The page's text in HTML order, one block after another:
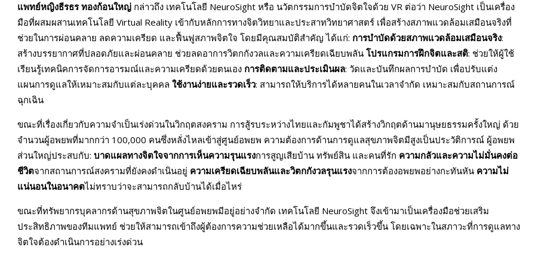
แพทย์หญิงธีรธร ทองก้อนใหญ่ กล่าวถึง เทคโนโลยี NeuroSight หรือ นวัตกรรมการบำบัดจิตใจด้วย VR ต่อว่า NeuroSight เป็นเครื่อง
มือที่ผสมผสานเทคโนโลยี Virtual Reality เข้ากับหลักการทางจิตวิทยาและประสาทวิทยาศาสตร์ เพื่อสร้างสภาพแวดล้อมเสมือนจริงที่
ช่วยในการผ่อนคลาย ลดความเครียด และฟื้นฟูสภาพจิตใจ โดยมีคุณสมบัติสำคัญ ได้แก่: การบำบัดด้วยสภาพแวดล้อมเสมือนจริง:
สร้างบรรยากาศที่ปลอดภัยและผ่อนคลาย ช่วยลดอาการวิตกกังวลและความเครียดเฉียบพลัน โปรแกรมการฝึกจิตและสติ: ช่วยให้ผู้ใช้
เรียนรู้เทคนิคการจัดการอารมณ์และความเครียดด้วยตนเอง การติดตามและประเมินผล: วัดและบันทึกผลการบำบัด เพื่อปรับแต่ง
แผนการดูแลให้เหมาะสมกับแต่ละบุคคล ใช้งานง่ายและรวดเร็ว: สามารถให้บริการได้หลายคนในเวลาจำกัด เหมาะสมกับสถานการณ์
ฉุกเฉิน
ขณะที่เรื่องเกี่ยวกับความจำเป็นเร่งด่วนในวิกฤตสงคราม การสู้รบระหว่างไทยและกัมพูชาได้สร้างวิกฤตด้านมานุษยธรรมครั้งใหญ่ ด้วย
จำนวนผู้อพยพที่มากกว่า 100,000 คนซึ่งหลั่งไหลเข้าสู่ศูนย์อพยพ ความต้องการด้านการดูแลสุขภาพจิตมีสูงเป็นประวัติการณ์ ผู้อพยพ
ส่วนใหญ่ประสบกับ: บาดแผลทางจิตใจจากการเห็นความรุนแรงการสูญเสียบ้าน ทรัพย์สิน และคนที่รัก ความกลัวและความไม่มั่นคงต่อ
ชีวิตจากสถานการณ์สงครามที่ยังคงดำเนินอยู่ ความเครียดเฉียบพลันและวิตกกังวลรุนแรงจากการต้องอพยพอย่างกะทันหัน ความไม่
แน่นอนในอนาคตไม่ทราบว่าจะสามารถกลับบ้านได้เมื่อไหร่
ขณะที่ทรัพยากรบุคลากรด้านสุขภาพจิตในศูนย์อพยพมีอยู่อย่างจำกัด เทคโนโลยี NeuroSight จึงเข้ามาเป็นเครื่องมือช่วยเสริม
ประสิทธิภาพของทีมแพทย์ ช่วยให้สามารถเข้าถึงผู้ต้องการความช่วยเหลือได้มากขึ้นและรวดเร็วขึ้น โดยเฉพาะในสภาวะที่การดูแลทาง
จิตใจต้องดำเนินการอย่างเร่งด่วน